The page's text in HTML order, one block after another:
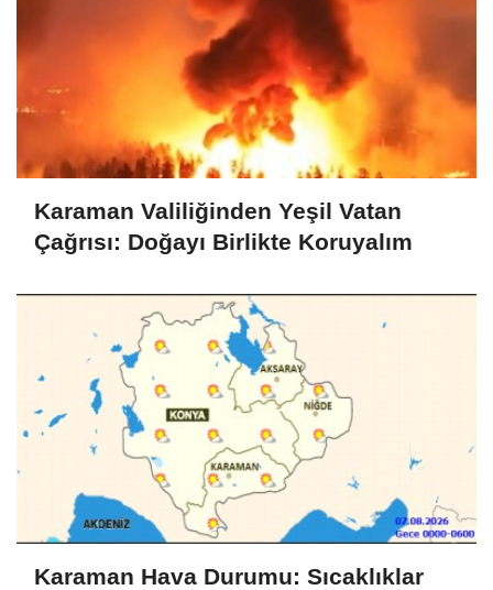
Karaman Valiliğinden Yeşil Vatan
Çağrısı: Doğayı Birlikte Koruyalım
Karaman Hava Durumu: Sıcaklıklar